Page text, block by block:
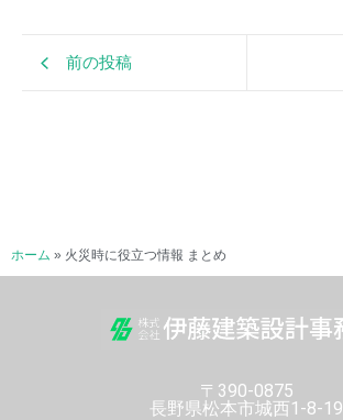
前の投稿
ホーム » 火災時に役立つ情報 まとめ
〒390-0875
長野県松本市城西1-8-19